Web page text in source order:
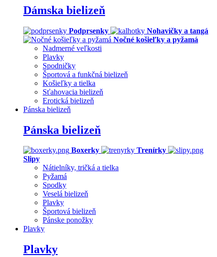
Dámska bielizeň
Podprsenky
Nohavičky a tangá
Nočné košieľky a pyžamá
Nadmerné veľkosti
Plavky
Spodničky
Športová a funkčná bielizeň
Košieľky a tielka
Sťahovacia bielizeň
Erotická bielizeň
Pánska bielizeň
Pánska bielizeň
Boxerky
Trenírky
Slipy
Nátielníky, tričká a tielka
Pyžamá
Spodky
Veselá bielizeň
Plavky
Športová bielizeň
Pánske ponožky
Plavky
Plavky